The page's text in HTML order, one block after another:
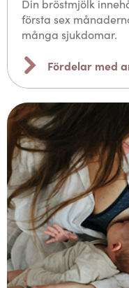
Din bröstmjölk
första sex
många sjukdomar.
Fördelar med